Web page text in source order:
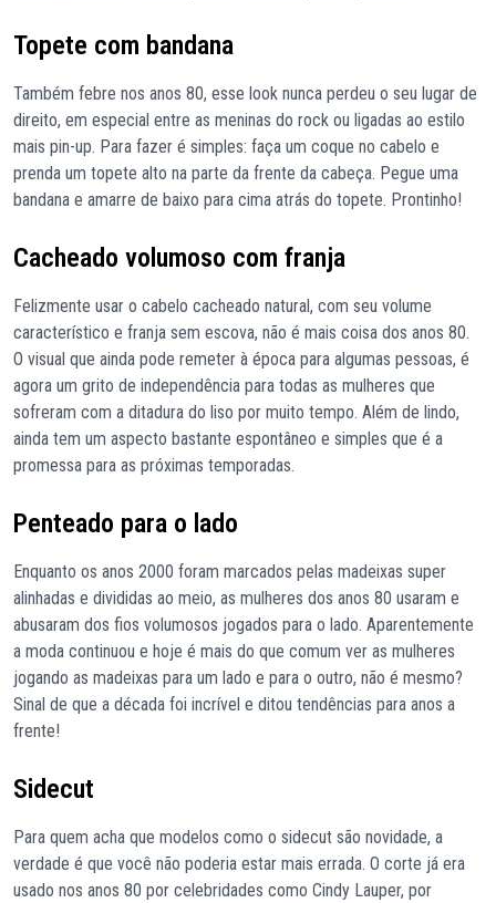
Topete com bandana
Também febre nos anos 80, esse look nunca perdeu o seu lugar de
direito, em especial entre as meninas do rock ou ligadas ao estilo
mais pin-up. Para fazer é simples: faça um coque no cabelo e
prenda um topete alto na parte da frente da cabeça. Pegue uma
bandana e amarre de baixo para cima atrás do topete. Prontinho!
Cacheado volumoso com franja
Felizmente usar o cabelo cacheado natural, com seu volume
característico e franja sem escova, não é mais coisa dos anos 80.
O visual que ainda pode remeter à época para algumas pessoas, é
agora um grito de independência para todas as mulheres que
sofreram com a ditadura do liso por muito tempo. Além de lindo,
ainda tem um aspecto bastante espontâneo e simples que é a
promessa para as próximas temporadas.
Penteado para o lado
Enquanto os anos 2000 foram marcados pelas madeixas super
alinhadas e divididas ao meio, as mulheres dos anos 80 usaram e
abusaram dos fios volumosos jogados para o lado. Aparentemente
a moda continuou e hoje é mais do que comum ver as mulheres
jogando as madeixas para um lado e para o outro, não é mesmo?
Sinal de que a década foi incrível e ditou tendências para anos a
frente!
Sidecut
Para quem acha que modelos como o sidecut são novidade, a
verdade é que você não poderia estar mais errada. O corte já era
usado nos anos 80 por celebridades como Cindy Lauper, por